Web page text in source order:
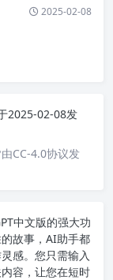
2025-02-08
2025-02-08发
CC-4.0协议发
中文版的强大功
故事，AI助手都
感。您只需输入
容，让您在短时